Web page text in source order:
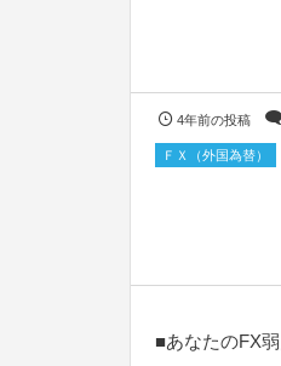
4年前の投稿
ＦＸ（外国為替）
■あなたのFX